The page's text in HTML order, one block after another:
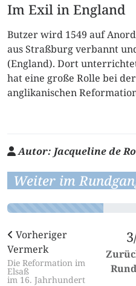
Im Exil in England
Butzer wird 1549 auf
aus Straßburg verbannt
(England). Dort
hat eine große Rolle bei
anglikanischen
Autor: Jacqueline de
Weiter im
Vorheriger
Vermerk
Die Reformation im
Elsaß
im 16. Jahrhundert